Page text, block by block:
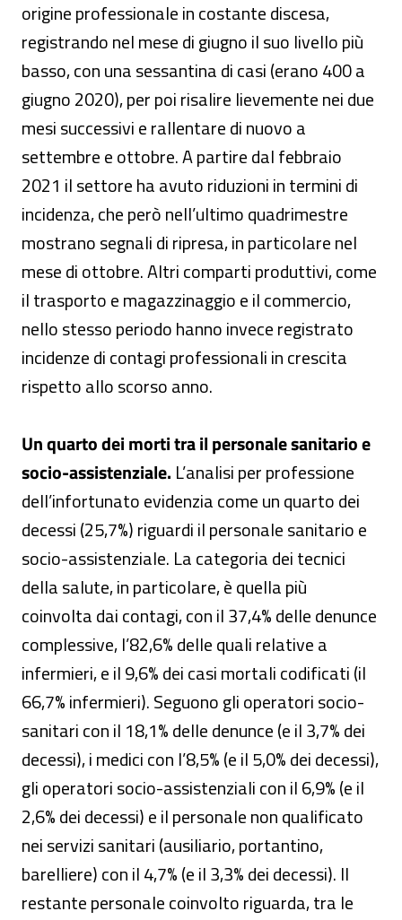
origine professionale in costante discesa,
registrando nel mese di giugno il suo livello più
basso, con una sessantina di casi (erano 400 a
giugno 2020), per poi risalire lievemente nei due
mesi successivi e rallentare di nuovo a
settembre e ottobre. A partire dal febbraio
2021 il settore ha avuto riduzioni in termini di
incidenza, che però nell’ultimo quadrimestre
mostrano segnali di ripresa, in particolare nel
mese di ottobre. Altri comparti produttivi, come
il trasporto e magazzinaggio e il commercio,
nello stesso periodo hanno invece registrato
incidenze di contagi professionali in crescita
rispetto allo scorso anno.
Un quarto dei morti tra il personale sanitario e
socio-assistenziale. L’analisi per professione
dell’infortunato evidenzia come un quarto dei
decessi (25,7%) riguardi il personale sanitario e
socio-assistenziale. La categoria dei tecnici
della salute, in particolare, è quella più
coinvolta dai contagi, con il 37,4% delle denunce
complessive, l’82,6% delle quali relative a
infermieri, e il 9,6% dei casi mortali codificati (il
66,7% infermieri). Seguono gli operatori socio-
sanitari con il 18,1% delle denunce (e il 3,7% dei
decessi), i medici con l’8,5% (e il 5,0% dei decessi),
gli operatori socio-assistenziali con il 6,9% (e il
2,6% dei decessi) e il personale non qualificato
nei servizi sanitari (ausiliario, portantino,
barelliere) con il 4,7% (e il 3,3% dei decessi). Il
restante personale coinvolto riguarda, tra le